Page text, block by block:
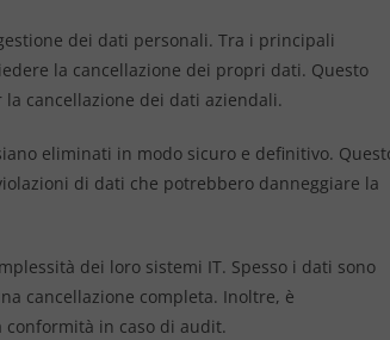
dei dati personali. Tra i principali
la cancellazione dei propri dati. Questo
cancellazione dei dati aziendali.
eliminati in modo sicuro e definitivo.
di dati che potrebbero danneggiare la
dei loro sistemi IT. Spesso i dati sono
cancellazione completa. Inoltre, è
in caso di audit.